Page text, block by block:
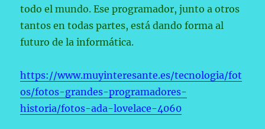
todo el mundo. Ese programador, junto a otros
tantos en todas partes, está dando forma al
futuro de la informática.
https://www.muyinteresante.es/tecnologia/fot
os/fotos-grandes-programadores-
historia/fotos-ada-lovelace-4060